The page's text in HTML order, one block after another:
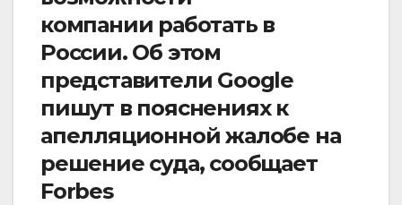
компании работать в
России. Об этом
представители Google
пишут в пояснениях к
апелляционной жалобе на
решение суда, сообщает
Forbes